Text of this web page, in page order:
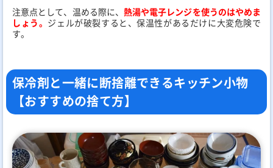
注意点として、温める際に、 熱湯や電子レンジを使うのはやめま
しょう。 ジェルが破裂すると、保温性があるだけに大変危険で
す。
保冷剤と一緒に断捨離できるキッチン小物
【おすすめの捨て方】